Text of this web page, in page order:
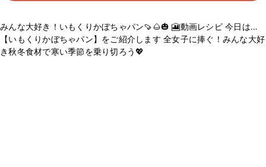
みんな大好き！いもくりかぼちゃパン🍠🌰🎃 🎦動画レシピ 今日は…
【いもくりかぼちゃパン】をご紹介します 全女子に捧ぐ！みんな大好
き秋冬食材で寒い季節を乗り切ろう💖